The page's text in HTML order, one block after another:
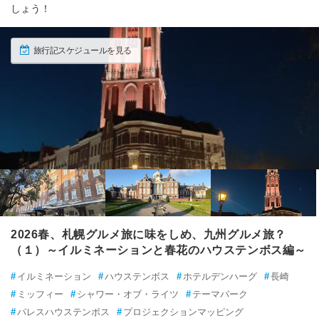
しょう！
旅行記スケジュールを見る
2026春、札幌グルメ旅に味をしめ、九州グルメ旅？
（１）～イルミネーションと春花のハウステンボス編～
# イルミネーション #ハウステンボス # ホテルデンハーグ #長崎
# ミッフィー # シャワー・オブ・ライツ # テーマパーク
# パレスハウステンボス # プロジェクションマッピング